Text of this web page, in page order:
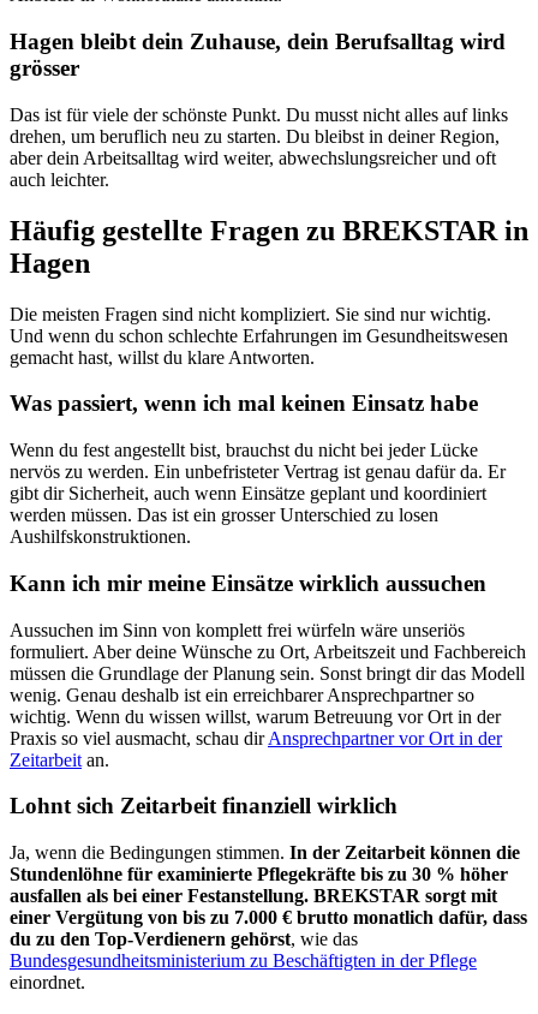
Hagen bleibt dein Zuhause, dein Berufsalltag wird
grösser
Das ist für viele der schönste Punkt. Du musst nicht alles auf links
drehen, um beruflich neu zu starten. Du bleibst in deiner Region,
aber dein Arbeitsalltag wird weiter, abwechslungsreicher und oft
auch leichter.
Häufig gestellte Fragen zu BREKSTAR in
Hagen
Die meisten Fragen sind nicht kompliziert. Sie sind nur wichtig.
Und wenn du schon schlechte Erfahrungen im Gesundheitswesen
gemacht hast, willst du klare Antworten.
Was passiert, wenn ich mal keinen Einsatz habe
Wenn du fest angestellt bist, brauchst du nicht bei jeder Lücke
nervös zu werden. Ein unbefristeter Vertrag ist genau dafür da. Er
gibt dir Sicherheit, auch wenn Einsätze geplant und koordiniert
werden müssen. Das ist ein grosser Unterschied zu losen
Aushilfskonstruktionen.
Kann ich mir meine Einsätze wirklich aussuchen
Aussuchen im Sinn von komplett frei würfeln wäre unseriös
formuliert. Aber deine Wünsche zu Ort, Arbeitszeit und Fachbereich
müssen die Grundlage der Planung sein. Sonst bringt dir das Modell
wenig. Genau deshalb ist ein erreichbarer Ansprechpartner so
wichtig. Wenn du wissen willst, warum Betreuung vor Ort in der
Praxis so viel ausmacht, schau dirAnsprechpartner vor Ort in der
Zeitarbeit an.
Lohnt sich Zeitarbeit finanziell wirklich
Ja, wenn die Bedingungen stimmen. In der Zeitarbeit können die
Stundenlöhne für examinierte Pflegekräfte bis zu 30 % höher
ausfallen als bei einer Festanstellung. BREKSTAR sorgt mit
einer Vergütung von bis zu 7.000 € brutto monatlich dafür, dass
du zu den Top-Verdienern gehörst, wie das
Bundesgesundheitsministerium zu Beschäftigten in der Pflege
einordnet.